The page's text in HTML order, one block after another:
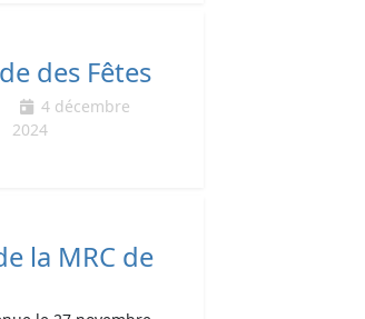
des Fêtes
4 décembre
2024
la MRC de